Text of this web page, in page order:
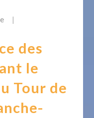
|
des
le
Tour de